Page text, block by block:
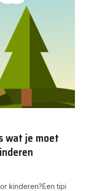
wat je moet
kinderen?Een tipi